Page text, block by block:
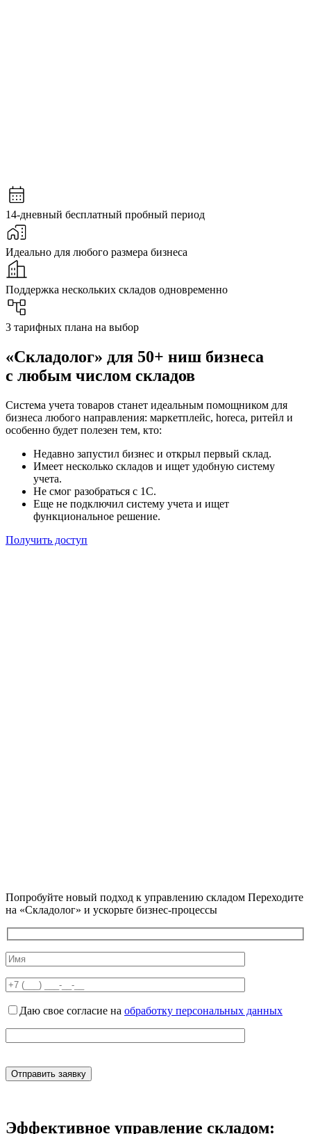
14-дневный бесплатный пробный период
Идеально для любого размера бизнеса
Поддержка нескольких складов одновременно
3 тарифных плана на выбор
«Складолог» для 50+ ниш бизнеса
с любым числом складов
Система учета товаров станет идеальным помощником для
бизнеса любого направления: маркетплейс, horeca, ритейл и
особенно будет полезен тем, кто:
Недавно запустил бизнес и открыл первый склад.
Имеет несколько складов и ищет удобную систему
учета.
Не смог разобраться с 1С.
Еще не подключил систему учета и ищет
функциональное решение.
Получить доступ
Попробуйте новый подход к управлению складом Переходите
на «Складолог» и ускорьте бизнес-процессы
Даю свое согласие на обработку персональных данных
Эффективное управление складом: